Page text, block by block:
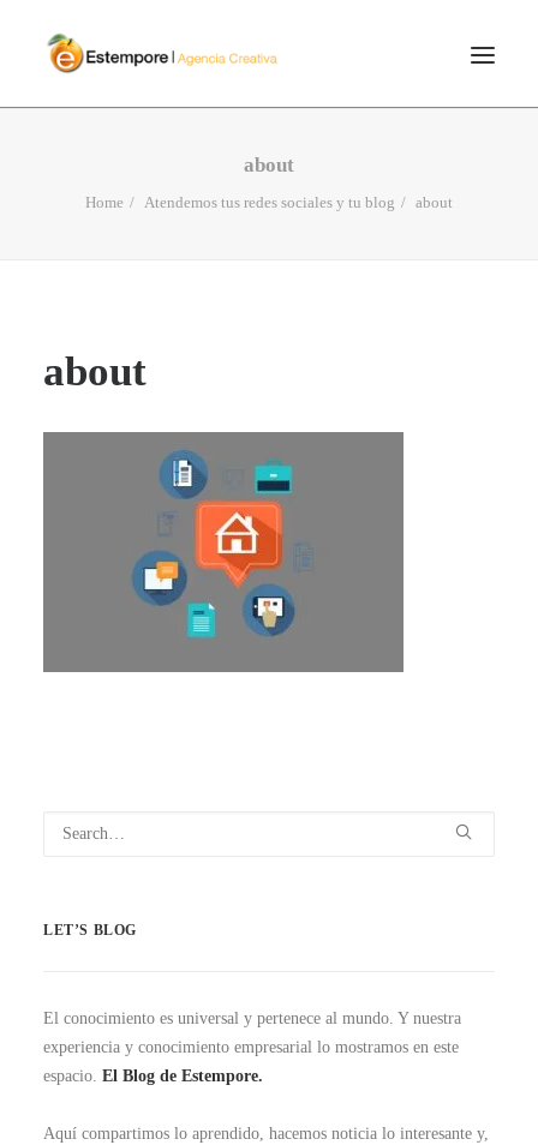
BLOG
about
Home Atendemos tus redes sociales y tu blog about
about
LET’S BLOG
El conocimiento es universal y pertenece al mundo. Y nuestra
experiencia y conocimiento empresarial lo mostramos en este
espacio. El Blog de Estempore.
Aquí compartimos lo aprendido, hacemos noticia lo interesante y,